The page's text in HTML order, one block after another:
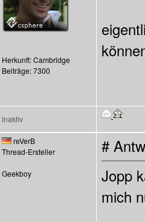
Herkunft: Cambridge
Beiträge: 7300
Inaktiv
reVerB
Thread-Ersteller
Geekboy
#
Jopp
mich